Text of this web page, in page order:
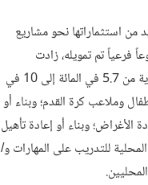
من استثماراتها نحو مشاريع
المحلية. ومن بين 328 مشروعاً فرعياً تم تمويله، زادت
الاستثمارات في المشاريع الاجتماعية والاقتصادية من 5.7 في المائة إلى 10 في
وملاعب كرة القدم؛ وبناء أو
الأغراض؛ وبناء أو إعادة تأهيل
للتدريب على المهارات و/